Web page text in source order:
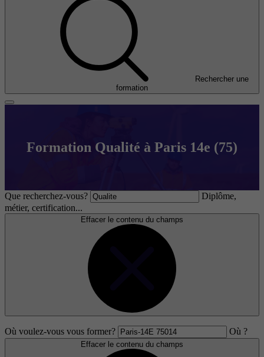
Rechercher une
formation
Formation Qualité à Paris 14e (75)
Que recherchez-vous?
Diplôme,
métier, certification...
Effacer le contenu du champs
Où voulez-vous vous former? Où ?
Effacer le contenu du champs